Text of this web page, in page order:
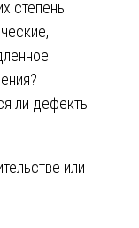
степень
ли дефекты
или